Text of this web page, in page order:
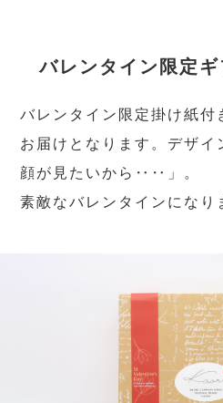
バレンタイン限定
バレンタイン限定掛け紙付
お届けとなります。デザイ
顔が見たいから‥‥」。
素敵なバレンタインになり